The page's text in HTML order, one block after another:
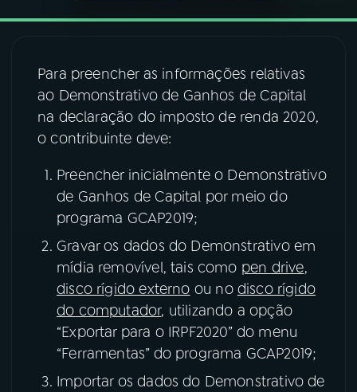
ÚLTIMAS
08FESTIVAL DE MÚSICA
YouTube Facebook
Instagram X
TikTok
Para preencher as informações relativas
ao Demonstrativo de Ganhos de Capital
na declaração do imposto de renda 2020,
o contribuinte deve:
Preencher inicialmente o Demonstrativo
de Ganhos de Capital por meio do
programa GCAP2019;
Gravar os dados do Demonstrativo em
mídia removível, tais como pen drive,
disco rígido externo ou no disco rígido
do computador, utilizando a opção
“Exportar para o IRPF2020” do menu
“Ferramentas” do programa GCAP2019;
Importar os dados do Demonstrativo de